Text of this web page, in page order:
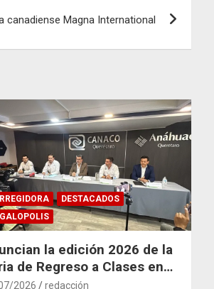
canadiense Magna International
DESTACADOS
la edición 2026 de la
de Regreso a Clases en
2026 redacción